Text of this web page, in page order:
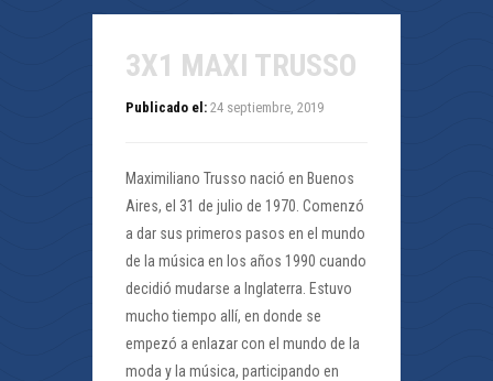
3X1 MAXI TRUSSO
Publicado el: 24 septiembre, 2019
Maximiliano Trusso nació en Buenos
Aires, el 31 de julio de 1970. Comenzó
a dar sus primeros pasos en el mundo
de la música en los años 1990 cuando
decidió mudarse a Inglaterra. Estuvo
mucho tiempo allí, en donde se
empezó a enlazar con el mundo de la
moda y la música, participando en